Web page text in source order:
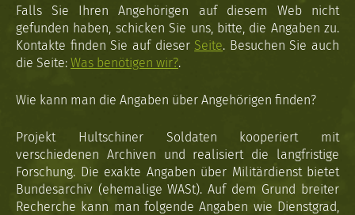
Falls Sie Ihren Angehörigen auf diesem Web nicht
gefunden haben, schicken Sie uns, bitte, die Angaben zu.
Kontakte finden Sie auf dieser Seite. Besuchen Sie auch
die Seite: Was benötigen wir?.
Wie kann man die Angaben über Angehörigen finden?
Projekt Hultschiner Soldaten kooperiert mit
verschiedenen Archiven und realisiert die langfristige
Forschung. Die exakte Angaben über Militärdienst bietet
Bundesarchiv (ehemalige WASt). Auf dem Grund breiter
Recherche kann man folgende Angaben wie Dienstgrad,